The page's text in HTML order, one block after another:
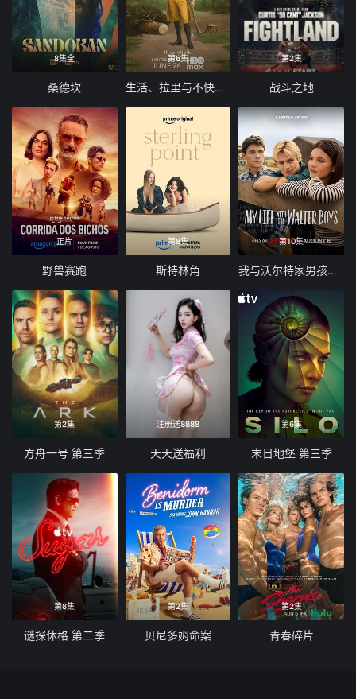
8集全
桑德坎
第6集
生活、拉里与不快乐的追求：一部美国史
第2集
战斗之地
正片
野兽赛跑
第8集
斯特林角
第10集
我与沃尔特家男孩的生活 第三季
第2集
方舟一号 第三季
注册送8888
天天送福利
第6集
末日地堡 第三季
第8集
谜探休格 第二季
第2集
贝尼多姆命案
第2集
青春碎片